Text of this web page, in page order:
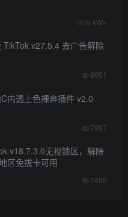
6.4W+
TikTok v27.5.4 去广告解除
8051
内透上色裸奔插件 v2.0
7997
v18.7.3.0无视锁区，解除
区免拔卡可用
7405